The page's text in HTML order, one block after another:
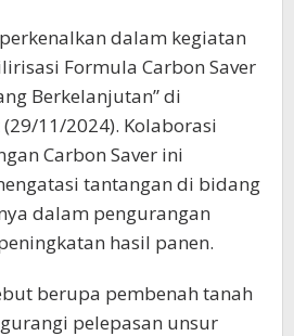
dalam kegiatan
Formula Carbon Saver
Berkelanjutan” di
11/2024). Kolaborasi
Carbon Saver ini
tantangan di bidang
dalam pengurangan
hasil panen.
berupa pembenah tanah
pelepasan unsur